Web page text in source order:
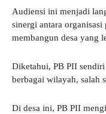
Audiensi ini menjadi
sinergi antara
membangun desa yang
Diketahui, PB PII
berbagai wilayah, salah
Di desa ini, PB PII